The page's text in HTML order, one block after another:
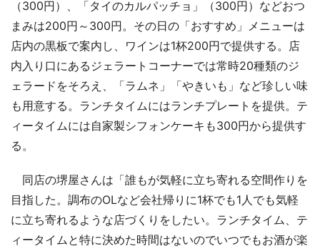
（300円）、「タイのカルパッチョ」（300円）などおつ
まみは200円～300円。その日の「おすすめ」メニューは
店内の黒板で案内し、ワインは1杯200円で提供する。店
内入り口にあるジェラートコーナーでは常時20種類のジ
ェラードをそろえ、「ラムネ」「やきいも」など珍しい味
も用意する。ランチタイムにはランチプレートを提供。テ
ィータイムには自家製シフォンケーキも300円から提供す
る。
同店の堺屋さんは「誰もが気軽に立ち寄れる空間作りを
目指した。調布のOLなど会社帰りに1杯でも1人でも気軽
に立ち寄れるような店づくりをしたい。ランチタイム、テ
ィータイムと特に決めた時間はないのでいつでもお酒が楽